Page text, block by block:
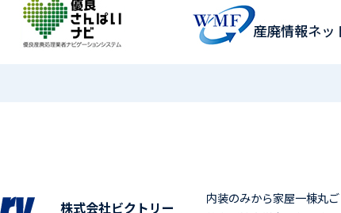
株式会社ビクトリー
内装のみから家屋一棟丸